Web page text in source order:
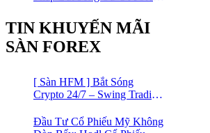
Cho Trader Forex
TIN KHUYẾN MÃI
SÀN FOREX
[ Sàn HFM ] Bắt Sóng
Crypto 24/7 – Swing Trading
1:1000
Đầu Tư Cổ Phiếu Mỹ Không